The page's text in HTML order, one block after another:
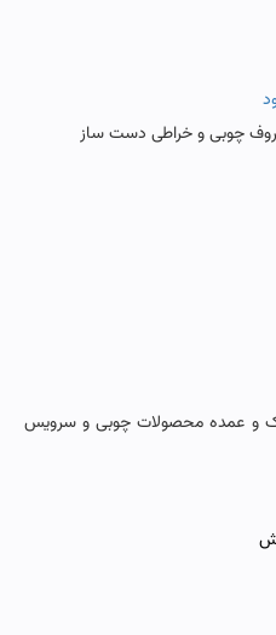
ظروف چوبی و خراطی دست ساز
و عمده محصولات چوبی و سرویس